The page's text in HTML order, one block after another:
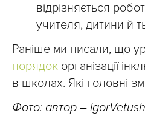
відрізняється
учителя, дитини й
Раніше ми писали, що
порядок організації
в школах. Які головні
Фото: автор –